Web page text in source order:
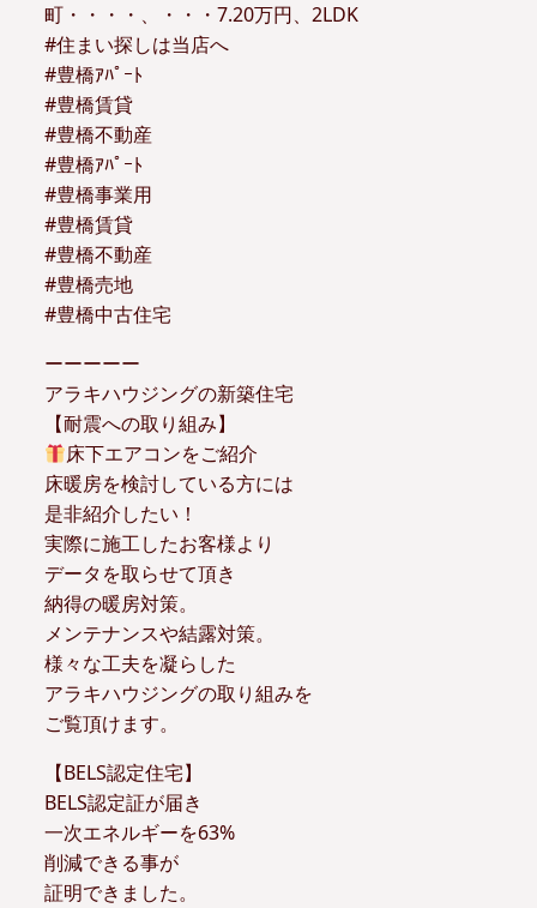
町・・・・、・・・7.20万円、2LDK
#住まい探しは当店へ
#豊橋ｱﾊﾟｰﾄ
#豊橋賃貸
#豊橋不動産
#豊橋ｱﾊﾟｰﾄ
#豊橋事業用
#豊橋賃貸
#豊橋不動産
#豊橋売地
#豊橋中古住宅
ーーーーー
アラキハウジングの新築住宅
【耐震への取り組み】
床下エアコンをご紹介
床暖房を検討している方には
是非紹介したい！
実際に施工したお客様より
データを取らせて頂き
納得の暖房対策。
メンテナンスや結露対策。
様々な工夫を凝らした
アラキハウジングの取り組みを
ご覧頂けます。
【BELS認定住宅】
BELS認定証が届き
一次エネルギーを63%
削減できる事が
証明できました。